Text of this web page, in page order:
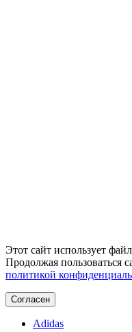
Этот сайт использует
Продолжая пользоваться
политикой
Согласен
Adidas